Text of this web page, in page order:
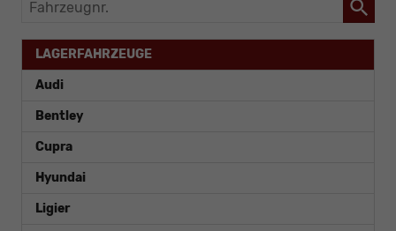
LAGERFAHRZEUGE
Audi
Bentley
Cupra
Hyundai
Ligier